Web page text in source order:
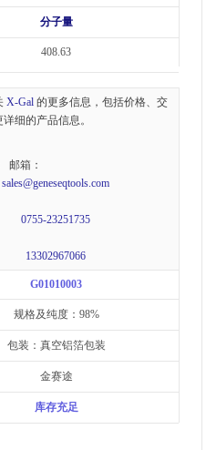
分子量
408.63
X-Gal 的更多信息，包括价格、交
细的产品信息。
邮箱：
sales@geneseqtools.com
0755-23251735
13302967066
G01010003
规格及纯度：98%
包装：真空铝箔包装
金赛途
库存充足